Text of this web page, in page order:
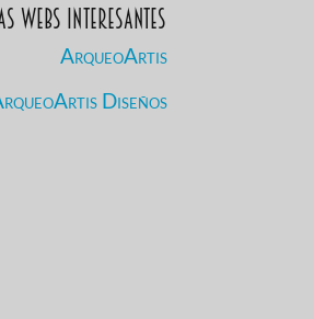
Webs Interesantes
ArqueoArtis
Diseños